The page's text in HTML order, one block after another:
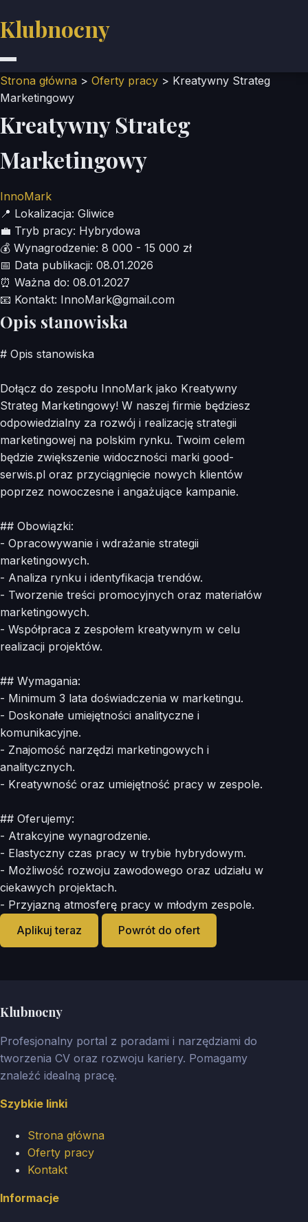
Klubnocny
Strona główna > Oferty pracy > Kreatywny Strateg
Marketingowy
Kreatywny Strateg
Marketingowy
InnoMark
📍 Lokalizacja: Gliwice
💼 Tryb pracy: Hybrydowa
💰 Wynagrodzenie: 8 000 - 15 000 zł
📅 Data publikacji: 08.01.2026
⏰ Ważna do: 08.01.2027
📧 Kontakt: InnoMark@gmail.com
Opis stanowiska
# Opis stanowiska
Dołącz do zespołu InnoMark jako Kreatywny
Strateg Marketingowy! W naszej firmie będziesz
odpowiedzialny za rozwój i realizację strategii
marketingowej na polskim rynku. Twoim celem
będzie zwiększenie widoczności marki good-
serwis.pl oraz przyciągnięcie nowych klientów
poprzez nowoczesne i angażujące kampanie.
## Obowiązki:
- Opracowywanie i wdrażanie strategii
marketingowych.
- Analiza rynku i identyfikacja trendów.
- Tworzenie treści promocyjnych oraz materiałów
marketingowych.
- Współpraca z zespołem kreatywnym w celu
realizacji projektów.
## Wymagania:
- Minimum 3 lata doświadczenia w marketingu.
- Doskonałe umiejętności analityczne i
komunikacyjne.
- Znajomość narzędzi marketingowych i
analitycznych.
- Kreatywność oraz umiejętność pracy w zespole.
## Oferujemy:
- Atrakcyjne wynagrodzenie.
- Elastyczny czas pracy w trybie hybrydowym.
- Możliwość rozwoju zawodowego oraz udziału w
ciekawych projektach.
- Przyjazną atmosferę pracy w młodym zespole.
Aplikuj teraz
Powrót do ofert
Klubnocny
Profesjonalny portal z poradami i narzędziami do
tworzenia CV oraz rozwoju kariery. Pomagamy
znaleźć idealną pracę.
Szybkie linki
Strona główna
Oferty pracy
Kontakt
Informacje